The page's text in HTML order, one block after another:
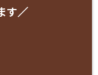
す／